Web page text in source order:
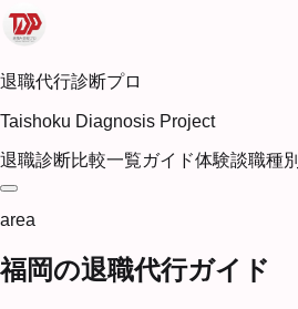
退職代行診断プロ
Taishoku Diagnosis Project
退職診断比較一覧ガイド体験談職種別
area
福岡の退職代行ガイド